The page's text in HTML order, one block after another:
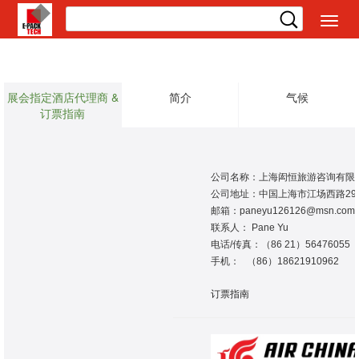
切
换
展会指定酒店代理商 &
订票指南
简介 气候
公司名称：上海闳恒旅游咨询有限
公司地址：中国上海市江场西路
邮箱：paneyu126126@msn.com
联系人： Pane Yu
电话/传真：（86 21）56476055
手机： （86）18621910962
订票指南